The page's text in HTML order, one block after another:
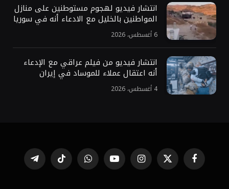
انتشار فيديو لهجوم مستوطنين على منازل
المواطنين بالخليل مع الادعاء أنه في سوريا
6 أغسطس، 2026
انتشار فيديو من فيلم عراقي مع الإدعاء
أنه اعتقال عملاء للموساد في إيران
4 أغسطس، 2026
فيسبوك X
(Twitter)
الانستغراميوتيوب واتساب تيكتوك تيلقرام